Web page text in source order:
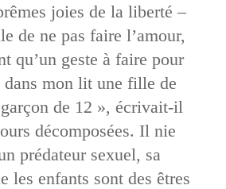
joies de la liberté –
de ne pas faire l’amour,
qu’un geste à faire pour
mon lit une fille de
de 12 », écrivait-il
décomposées. Il nie
prédateur sexuel, sa
les enfants sont des êtres